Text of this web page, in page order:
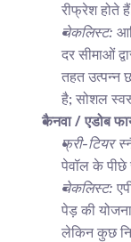
रीफ्रेश होते
चेकलिस्ट:
दर सीमाओं
तहत उत्पन्न
है; सोशल
कैनवा / एडोब
फ्री-टियर
पेवॉल के पीछे
चेकलिस्ट:
पेड़ की
लेकिन कुछ